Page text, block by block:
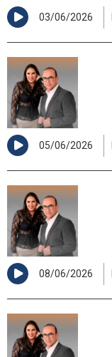
03/06/2026
05/06/2026
08/06/2026